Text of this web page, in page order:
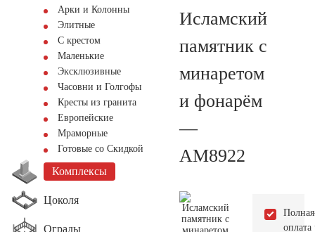
Арки и Колонны
Элитные
С крестом
Маленькие
Эксклюзивные
Часовни и Голгофы
Кресты из гранита
Европейские
Мраморные
Готовые со Скидкой
Комплексы
Цоколя
Ограды
Исламский
памятник с
минаретом
и фонарём
—
AM8922
Полная
оплата